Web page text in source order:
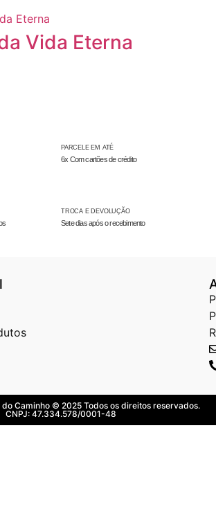
Vida Eterna
PARCELE EM ATÉ
6x Com cartões de crédito
TROCA E DEVOLUÇÃO
Sete dias após o recebimento
do Caminho © 2025 Todos os direitos reservados.
CNPJ: 47.334.578/0001-48